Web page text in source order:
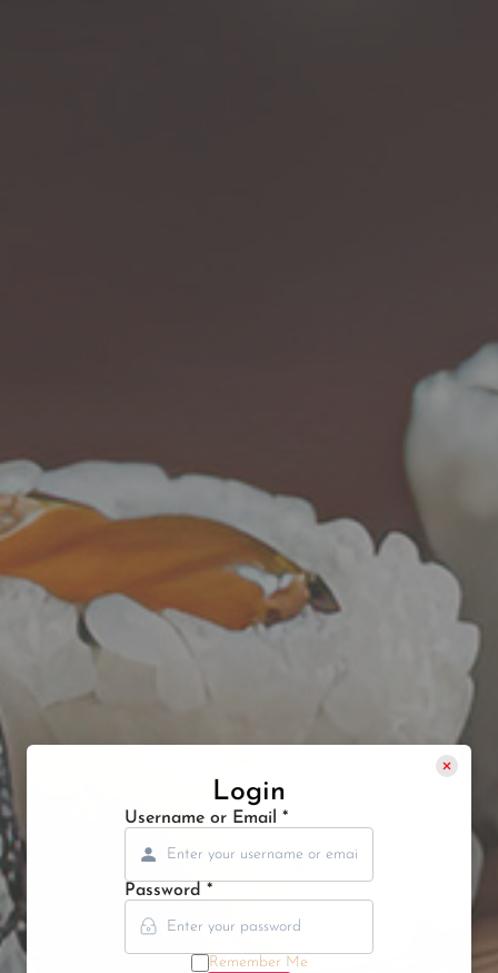
Login
Username or Email *
Password *
Remember Me